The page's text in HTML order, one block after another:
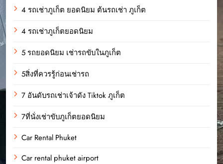
4 รถเช่าภูเก็ต ยอดนิยม ต้นรถเช่า ภูเก็ต
4 รถเช่าภูเก็ตยอดนิยม
5 รถยอดนิยม เช่ารถขับในภูเก็ต
5สิ่งที่ควรรู้ก่อนเช่ารถ
7 อันดับรถเช่าเจ้าดัง Tiktok ภูเก็ต
7ที่นั่งเช่าขับภูเก็ตยอดนิยม
Car Rental Phuket
Car rental phuket airport